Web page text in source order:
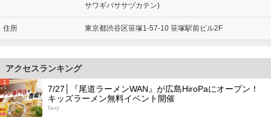
サワギバササヅカテン)
住所 東京都渋谷区笹塚1-57-10 笹塚駅前ビル2F
アクセスランキング
1
7/27│『尾道ラーメンWAN』が広島HiroPaにオープン！
キッズラーメン無料イベント開催
favy